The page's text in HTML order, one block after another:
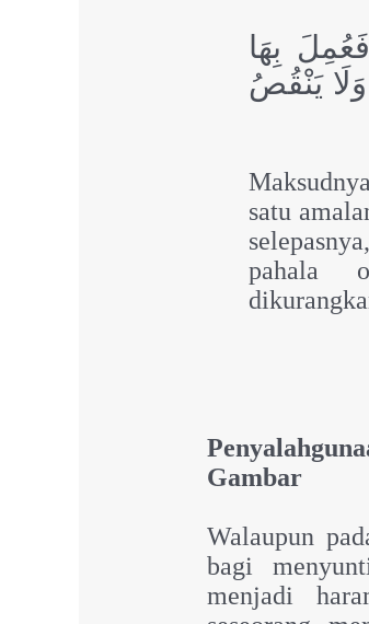
بِهَا
يَنْقُصُ
satu
pahala
Gambar
Walaupun
bagi
menjadi